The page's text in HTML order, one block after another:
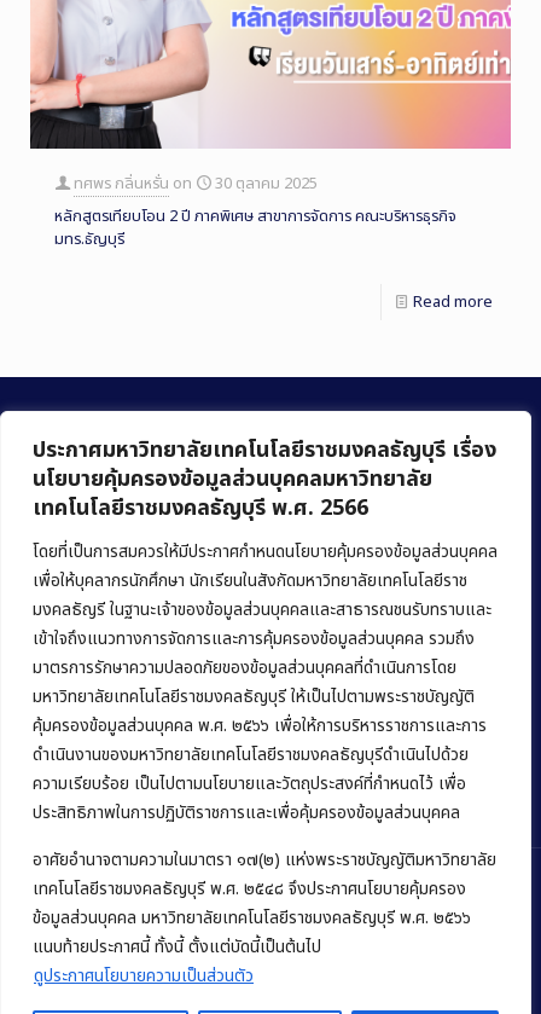
ประกาศมหาวิทยาลัยเทคโนโลยีราชมงคลธัญบุรี เรื่อง
นโยบายคุ้มครองข้อมูลส่วนบุคคลมหาวิทยาลัย
เทคโนโลยีราชมงคลธัญบุรี พ.ศ. 2566
โดยที่เป็นการสมควรให้มีประกาศกำหนดนโยบายคุ้มครองข้อมูลส่วนบุคคล
เพื่อให้บุคลากรนักศึกษา นักเรียนในสังกัดมหาวิทยาลัยเทคโนโลยีราช
มงคลธัญรี ในฐานะเจ้าของข้อมูลส่วนบุคคลและสาธารณชนรับทราบและ
เข้าใจถึงแนวทางการจัดการและการคุ้มครองข้อมูลส่วนบุคคล รวมถึง
มาตรการรักษาความปลอดภัยของข้อมูลส่วนบุคคลที่ดำเนินการโดย
มหาวิทยาลัยเทคโนโลยีราชมงคลธัญบุรี ให้เป็นไปตามพระราชบัญญัติ
คุ้มครองข้อมูลส่วนบุคคล พ.ศ. ๒๕๖๖ เพื่อให้การบริหารราชการและการ
ดำเนินงานของมหาวิทยาลัยเทคโนโลยีราชมงคลธัญบุรีดำเนินไปด้วย
ความเรียบร้อย เป็นไปตามนโยบายและวัตถุประสงค์ที่กำหนดไว้ เพื่อ
ประสิทธิภาพในการปฏิบัติราชการและเพื่อคุ้มครองข้อมูลส่วนบุคคล
อาศัยอำนาจตามความในมาตรา ๑๗(๒) แห่งพระราชบัญญัติมหาวิทยาลัย
เทคโนโลยีราชมงคลธัญบุรี พ.ศ. ๒๕๔๘ จึงประกาศนโยบายคุ้มครอง
ข้อมูลส่วนบุคคล มหาวิทยาลัยเทคโนโลยีราชมงคลธัญบุรี พ.ศ. ๒๕๖๖
แนบท้ายประกาศนี้ ทั้งนี้ ตั้งแต่บัดนี้เป็นต้นไป
ดูประกาศนโยบายความเป็นส่วนตัว
ทศพร กลิ่นหรั่น on
30 ตุลาคม 2025
หลักสูตรเทียบโอน 2 ปี ภาคพิเศษ สาขาการจัดการ คณะบริหารธุรกิจ
มทร.ธัญบุรี
Read more
คณะบริหารธุรกิจ
มหาวิทยาลัยเทคโนโลยีราชมงคลธัญบุรี
39 หมู่ 1 ถนนรังสิต-นครนายก ตำบลคลองหก
อำเภอคลองหลวง จังหวัดปทุมธานี 12120
Phone:+66 (0) 2549 3243,+66 (0) 2549 3241
E-mail:bus@rmutt.ac.th
Copyright © 2022 คณะบริหารธุรกิจ มหาวิทยาลัยเทคโนโลยีราชมงคล
ธัญบุรี